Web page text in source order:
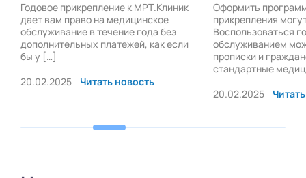
Годовое прикрепление к МРТ.Клиник
дает вам право на медицинское
обслуживание в течение года без
дополнительных платежей, как если
бы у […]
20.02.2025
Читать новость
Оформить
прикрепления
Воспользоваться
обслуживанием
прописки и
стандартные
20.02.2025